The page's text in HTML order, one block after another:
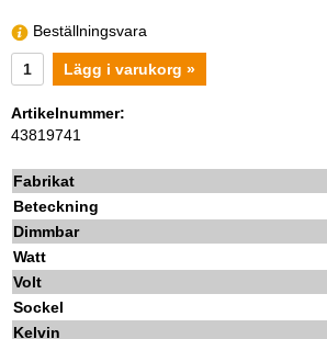
Beställningsvara
Lägg i varukorg »
Artikelnummer:
43819741
Fabrikat
Beteckning
Dimmbar
Watt
Volt
Sockel
Kelvin